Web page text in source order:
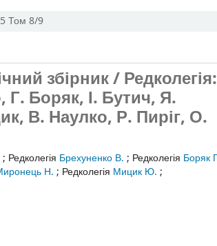
Том 8/9
збірник / Редколегія:
Боряк, І. Бутич, Я.
В. Наулко, Р. Пиріг, О.
; Редколегія Брехуненко В. ; Редколегія Боряк
Н. ; Редколегія Мицик Ю. ;